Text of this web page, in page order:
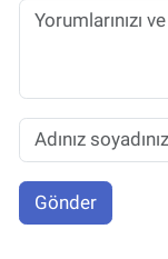
Gönder